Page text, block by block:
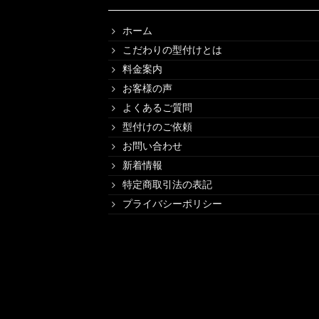
ホーム
こだわりの型付けとは
料金案内
お客様の声
よくあるご質問
型付けのご依頼
お問い合わせ
新着情報
特定商取引法の表記
プライバシーポリシー